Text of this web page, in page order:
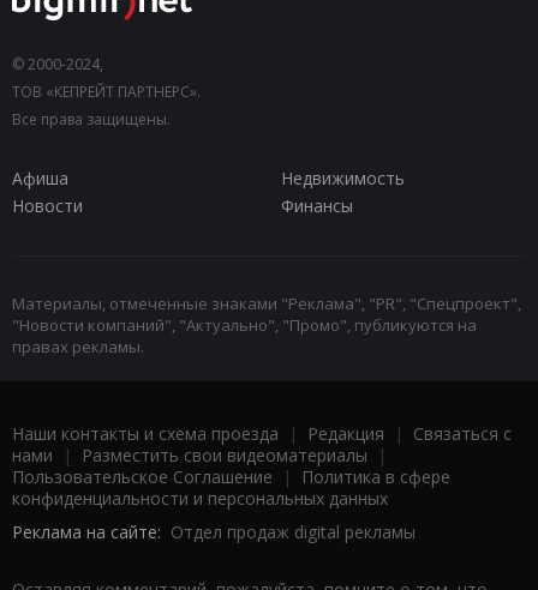
© 2000-2024,
ТОВ «КЕПРЕЙТ ПАРТНЕРС».
Все права защищены.
Афиша
Недвижимость
Новости
Финансы
Материалы, отмеченные знаками "Реклама", "PR", "Спецпроект",
"Новости компаний", "Актуально", "Промо", публикуются на
правах рекламы.
Наши контакты и схема проезда | Редакция | Связаться с
нами | Разместить свои видеоматериалы |
Пользовательское Соглашение |
Политика в сфере
конфиденциальности и персональных данных
Реклама на сайте: Отдел продаж digital рекламы